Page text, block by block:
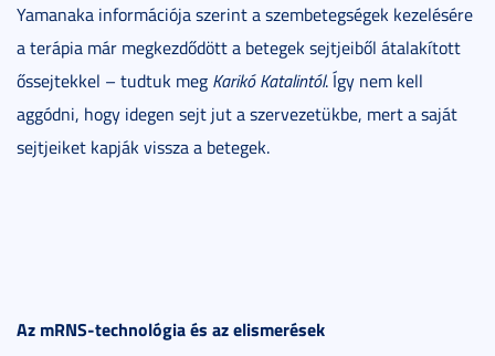
Yamanaka információja szerint a szembetegségek kezelésére
a terápia már megkezdődött a betegek sejtjeiből átalakított
őssejtekkel – tudtuk meg Karikó Katalintól. Így nem kell
aggódni, hogy idegen sejt jut a szervezetükbe, mert a saját
sejtjeiket kapják vissza a betegek.
Az mRNS-technológia és az elismerések